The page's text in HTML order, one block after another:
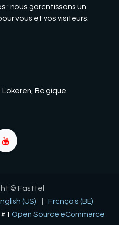
: nous garantissons un
vous et vos visiteurs.
Lokeren, Belgique
© Fasttel
(US)
Français (BE)
Open Source eCommerce